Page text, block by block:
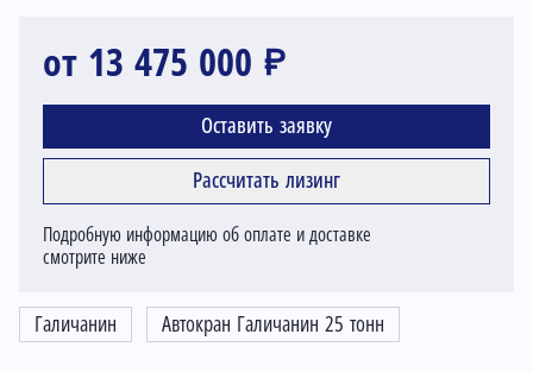
Галичанин Автокран Галичанин 25 тонн
от 13 475 000 ₽
Оставить заявку
Рассчитать лизинг
Подробную информацию об оплате и доставке
смотрите ниже